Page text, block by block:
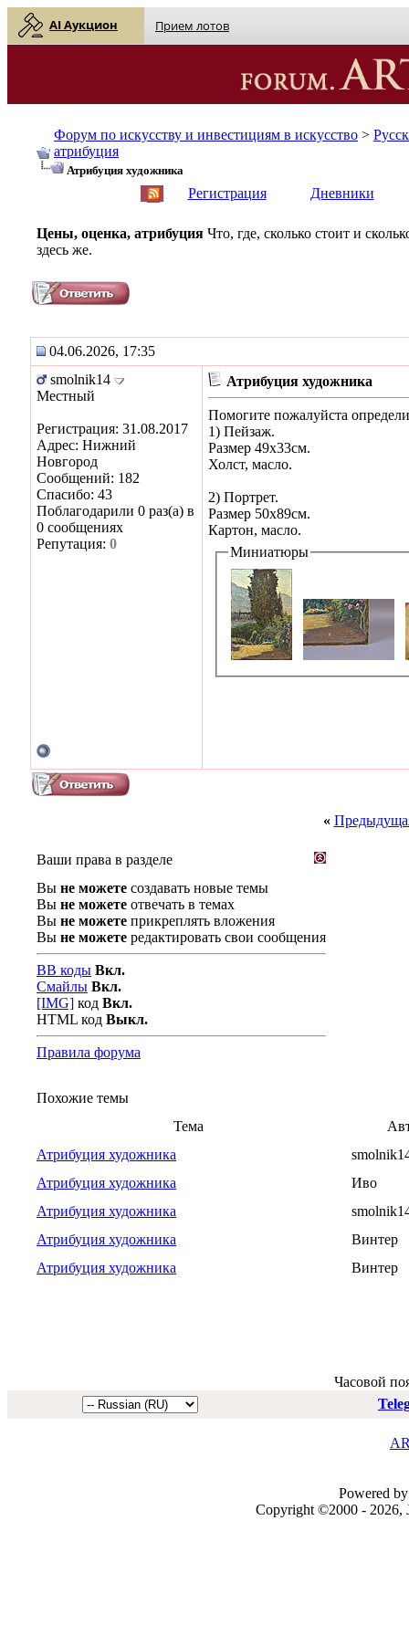
AI Аукцион Прием лотов
Форум по искусству и инвестициям в искусство >
атрибуция
Атрибуция художника
Регистрация Дневники
Цены, оценка, атрибуция Что, где, сколько стоит и
здесь же.
04.06.2026, 17:35
smolnik14
Местный
Регистрация: 31.08.2017
Адрес: Нижний
Новгород
Сообщений: 182
Спасибо: 43
Поблагодарили 0 раз(а) в
0 сообщениях
Репутация: 0
Атрибуция художника
Помогите пожалуйста
1) Пейзаж.
Размер 49х33см.
Холст, масло.
2) Портрет.
Размер 50х89см.
Картон, масло.
Миниатюры
«
Ваши права в разделе
Вы не можете создавать новые темы
Вы не можете отвечать в темах
Вы не можете прикреплять вложения
Вы не можете редактировать свои сообщения
BB коды Вкл.
Смайлы Вкл.
[IMG] код Вкл.
HTML код Выкл.
Правила форума
Похожие темы
Тема
Атрибуция художника
Атрибуция художника
Иво
Атрибуция художника
Атрибуция художника
Винтер
Атрибуция художника
Винтер
Часовой
Powered
Copyright ©2000 - 2026,